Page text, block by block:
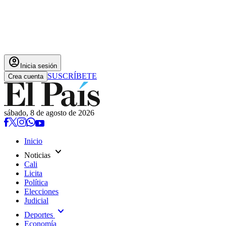
account_circle Inicia sesión
Crea cuenta SUSCRÍBETE
sábado, 8 de agosto de 2026
Inicio
Noticias expand_more
Cali
Licita
Política
Elecciones
Judicial
Deportes expand_more
Economía